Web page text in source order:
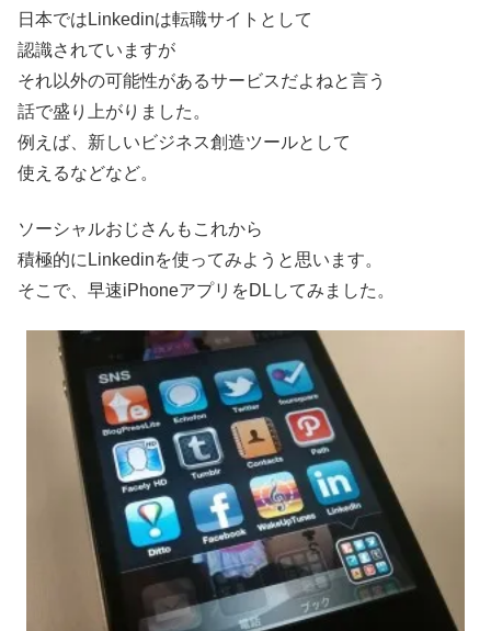
日本ではLinkedinは転職サイトとして
認識されていますが
それ以外の可能性があるサービスだよねと言う
話で盛り上がりました。
例えば、新しいビジネス創造ツールとして
使えるなどなど。
ソーシャルおじさんもこれから
積極的にLinkedinを使ってみようと思います。
そこで、早速iPhoneアプリをDLしてみました。